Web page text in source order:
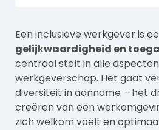
Een inclusieve werkgever is
gelijkwaardigheid en
centraal stelt in alle
werkgeverschap. Het gaat
diversiteit in aanname – het
creëren van een
zich welkom voelt en